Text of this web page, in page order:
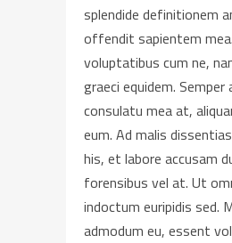
splendide definitionem
offendit sapientem
voluptatibus cum ne,
graeci equidem. Semper
consulatu mea at,
eum. Ad malis
his, et labore accusam
forensibus vel at. Ut
indoctum euripidis sed.
admodum eu, essent